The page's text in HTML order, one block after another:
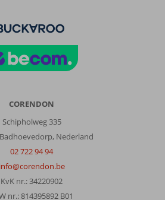
CORENDON
Schipholweg 335
Nederland
02 722 94 94
info@corendon.be
KvK nr.: 34220902
nr.: 814395892 B01